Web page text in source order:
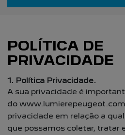
POLÍTICA DE
PRIVACIDADE
1. Política Privacidade.
A sua privacidade é
do
privacidade em relação a
que possamos coletar, tratar